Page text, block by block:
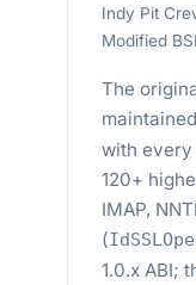
Indy Pit
Modified
The
with every
120+
IMAP,
(
1.0.x ABI;